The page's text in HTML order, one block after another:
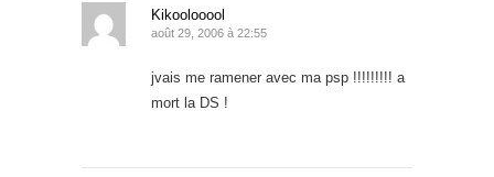
Kikoolooool
août 29, 2006 à 22:55
jvais me ramener avec ma psp !!!!!!!!! a
mort la DS !